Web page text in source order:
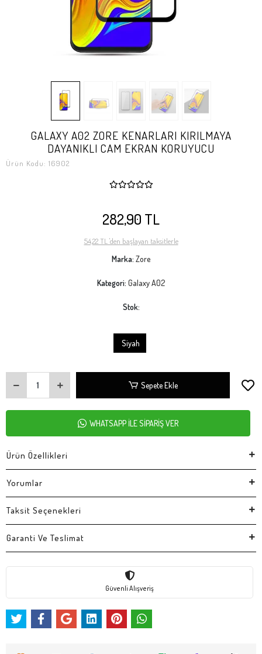
GALAXY A02 ZORE KENARLARI KIRILMAYA
DAYANIKLI CAM EKRAN KORUYUCU
Ürün Kodu: 16902
282,90 TL
54,22 TL 'den başlayan taksitlerle
Marka: Zore
Kategori: Galaxy A02
Stok:
Siyah
Sepete Ekle
WHATSAPP İLE SİPARİŞ VER
Ürün Özellikleri
Yorumlar
Taksit Seçenekleri
Garanti Ve Teslimat
Güvenli Alışveriş